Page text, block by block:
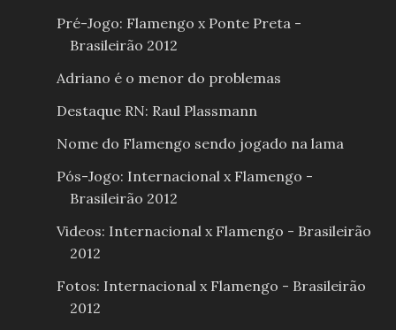
Pré-Jogo: Flamengo x Ponte Preta -
Brasileirão 2012
Adriano é o menor do problemas
Destaque RN: Raul Plassmann
Nome do Flamengo sendo jogado na lama
Pós-Jogo: Internacional x Flamengo -
Brasileirão 2012
Videos: Internacional x Flamengo - Brasileirão
2012
Fotos: Internacional x Flamengo - Brasileirão
2012